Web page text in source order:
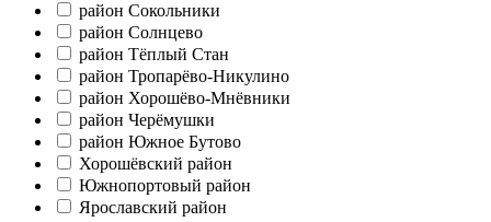
район Сокольники
район Солнцево
район Тёплый Стан
район Тропарёво-Никулино
район Хорошёво-Мнёвники
район Черёмушки
район Южное Бутово
Хорошёвский район
Южнопортовый район
Ярославский район